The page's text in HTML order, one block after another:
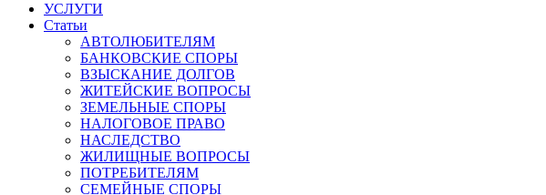
УСЛУГИ
Статьи
АВТОЛЮБИТЕЛЯМ
БАНКОВСКИЕ СПОРЫ
ВЗЫСКАНИЕ ДОЛГОВ
ЖИТЕЙСКИЕ ВОПРОСЫ
ЗЕМЕЛЬНЫЕ СПОРЫ
НАЛОГОВОЕ ПРАВО
НАСЛЕДСТВО
ЖИЛИЩНЫЕ ВОПРОСЫ
ПОТРЕБИТЕЛЯМ
СЕМЕЙНЫЕ СПОРЫ